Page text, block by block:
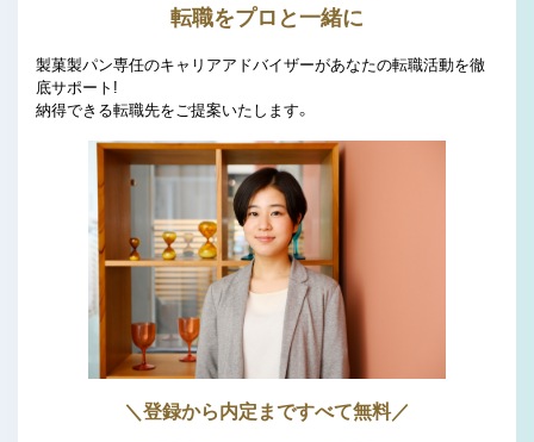
転職をプロと一緒に
製菓製パン専任のキャリアアドバイザーがあなたの転職活動を徹
底サポート!
納得できる転職先をご提案いたします。
＼登録から内定まですべて無料／